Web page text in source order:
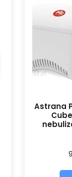
Astrana